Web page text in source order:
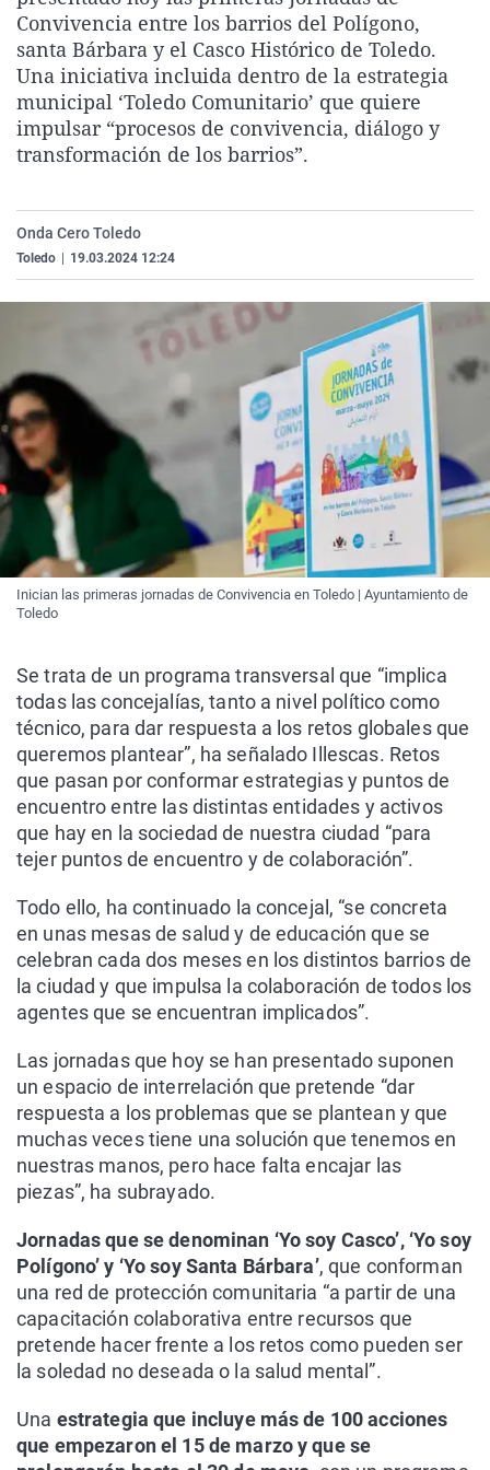
La rosa de los vientos
Gente viajera
Como el perro y el
Caso
Retornados
Equipo de
Operación Viuda
Extremadura
Galicia
La Rioja
Navarra
Virales
Televisión
Elecciones
Convivencia entre los barrios del Polígono,
santa Bárbara y el Casco Histórico de Toledo.
Una iniciativa incluida dentro de la estrategia
municipal ‘Toledo Comunitario’ que quiere
impulsar “procesos de convivencia, diálogo y
transformación de los barrios”.
Onda Cero Toledo
Toledo 19.03.2024 12:24
Inician las primeras jornadas de Convivencia en Toledo | Ayuntamiento de
Toledo
Se trata de un programa transversal que “implica
todas las concejalías, tanto a nivel político como
técnico, para dar respuesta a los retos globales que
queremos plantear”, ha señalado Illescas. Retos
que pasan por conformar estrategias y puntos de
encuentro entre las distintas entidades y activos
que hay en la sociedad de nuestra ciudad “para
tejer puntos de encuentro y de colaboración”.
Todo ello, ha continuado la concejal, “se concreta
en unas mesas de salud y de educación que se
celebran cada dos meses en los distintos barrios de
la ciudad y que impulsa la colaboración de todos los
agentes que se encuentran implicados”.
Las jornadas que hoy se han presentado suponen
un espacio de interrelación que pretende “dar
respuesta a los problemas que se plantean y que
muchas veces tiene una solución que tenemos en
nuestras manos, pero hace falta encajar las
piezas”, ha subrayado.
Jornadas que se denominan ‘Yo soy Casco’, ‘Yo soy
Polígono’ y ‘Yo soy Santa Bárbara’, que conforman
una red de protección comunitaria “a partir de una
capacitación colaborativa entre recursos que
pretende hacer frente a los retos como pueden ser
la soledad no deseada o la salud mental”.
Una estrategia que incluye más de 100 acciones
que empezaron el 15 de marzo y que se